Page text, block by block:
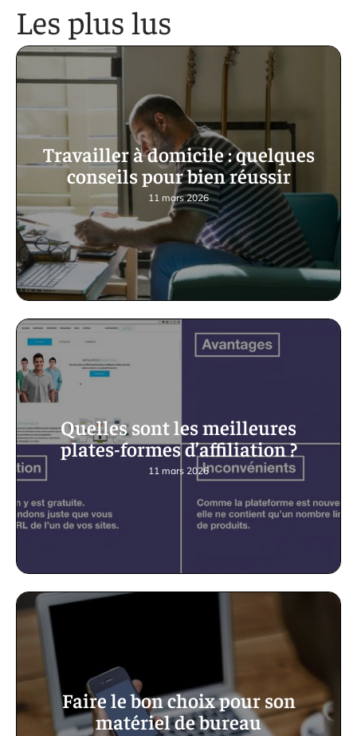
Les plus lus
Travailler à domicile : quelques
conseils pour bien réussir
11 mars 2026
Quelles sont les meilleures
plates-formes d’affiliation ?
11 mars 2026
Faire le bon choix pour son
matériel de bureau